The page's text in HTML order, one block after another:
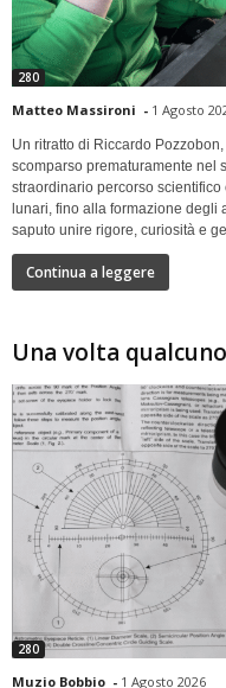
280
Matteo Massironi - 1 Agosto
Un ritratto di Riccardo
scomparso prematuramente nel
straordinario percorso
lunari, fino alla formazione degli
saputo unire rigore, curiosità e
Continua a leggere
Una volta
280
Muzio Bobbio - 1 Agosto 2026